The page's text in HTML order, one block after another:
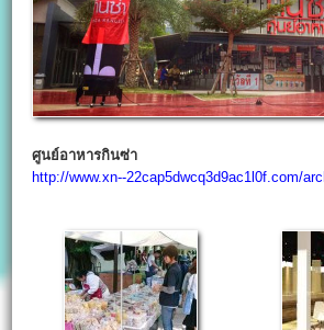
ศูนย์อาหารกินซ่า
http://www.xn--22cap5dwcq3d9ac1l0f.com/